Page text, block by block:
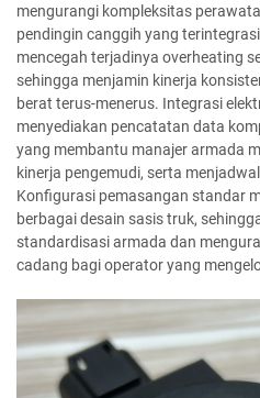
mengurangi kompleksitas
pendingin canggih yang
mencegah terjadinya overheating
sehingga menjamin kinerja
berat terus-menerus. Integrasi
menyediakan pencatatan data
yang membantu manajer armada
kinerja pengemudi, serta
Konfigurasi pemasangan standar
berbagai desain sasis truk,
standardisasi armada dan
cadang bagi operator yang